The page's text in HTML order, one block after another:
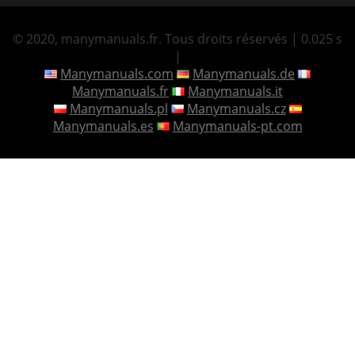
© 2020, manymanuals.fr. Tous droits réservés | 0.025 s
|
Manymanuals.com
Manymanuals.de
Manymanuals.fr
Manymanuals.it
Manymanuals.pl
Manymanuals.cz
Manymanuals.es
Manymanuals-pt.com